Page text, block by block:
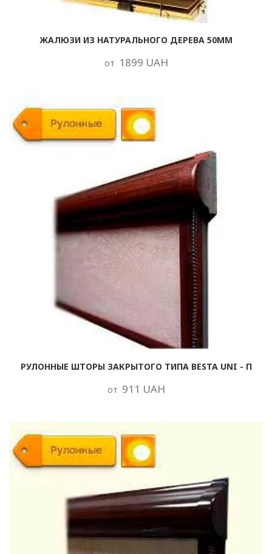
ЖАЛЮЗИ ИЗ НАТУРАЛЬНОГО ДЕРЕВА 50ММ
от 1899 UAH
РУЛОННЫЕ ШТОРЫ ЗАКРЫТОГО ТИПА BESTA UNI - П
от 911 UAH